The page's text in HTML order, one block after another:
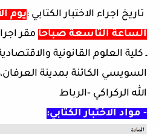
تاريخ اجراء الاختبار الكتابي :يوم الأحد 21
الساعة التاسعة صباحا مقر
ـ كلية العلوم القانونية
السويسي الكائنة بمدينة
الله الركراكي ‐الرباط
‐ مواد الاختبار الكتابي: